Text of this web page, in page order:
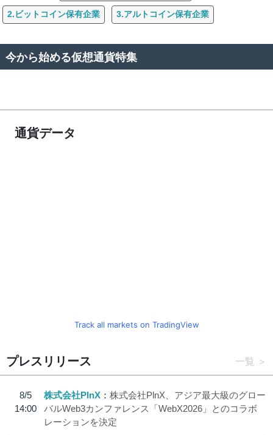
2.ビットコイン保有企業 3.アルトコイン保有企業
今から始める仮想通貨特集
通貨データ
Track all markets on TradingView
プレスリリース 一覧
8/5
14:00
株式会社PlnX
株式会社PlnX、アジア最大級のグロー
バルWeb3カンファレンス「WebX2026」とのコラボ
レーションを決定